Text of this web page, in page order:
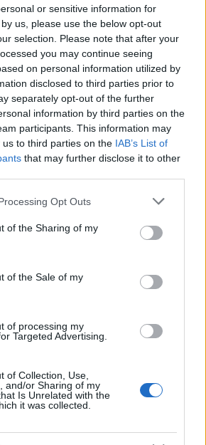
or sensitive information for
us, please use the below opt-out
selection. Please note that after your
you may continue seeing
on personal information utilized by
disclosed to third parties prior to
separately opt-out of the further
information by third parties on the
participants. This information may
to third parties on the IAB’s List of
that may further disclose it to other
website/app uses one or more Google
or usage behaviour. You may click to
to Google and its third-party tags to
specified purposes in below Google
Opt Outs
of the Sharing of my
of the Sale of my
of processing my
Targeted Advertising.
of Collection, Use,
and/or Sharing of my
Is Unrelated with the
it was collected.